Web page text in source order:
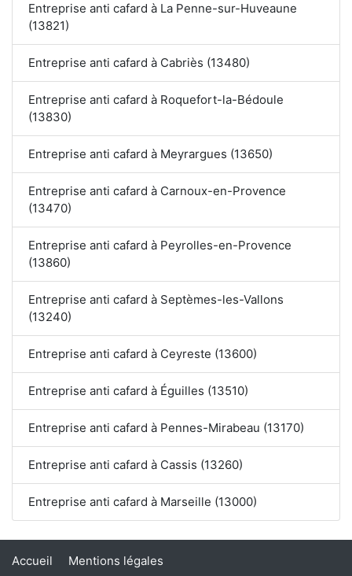
Entreprise anti cafard à La Penne-sur-Huveaune
(13821)
Entreprise anti cafard à Cabriès (13480)
Entreprise anti cafard à Roquefort-la-Bédoule
(13830)
Entreprise anti cafard à Meyrargues (13650)
Entreprise anti cafard à Carnoux-en-Provence
(13470)
Entreprise anti cafard à Peyrolles-en-Provence
(13860)
Entreprise anti cafard à Septèmes-les-Vallons
(13240)
Entreprise anti cafard à Ceyreste (13600)
Entreprise anti cafard à Éguilles (13510)
Entreprise anti cafard à Pennes-Mirabeau (13170)
Entreprise anti cafard à Cassis (13260)
Entreprise anti cafard à Marseille (13000)
Accueil Mentions légales